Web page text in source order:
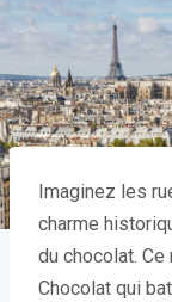
Imaginez les
charme
du chocolat. Ce
Chocolat qui